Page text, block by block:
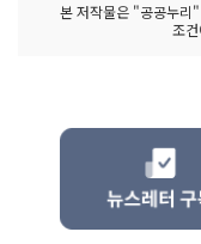
본 저작물은 "공공누리"
조